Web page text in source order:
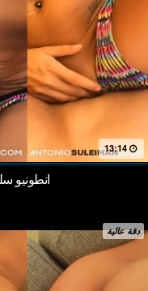
13:14
انطونيو
دقة عالية